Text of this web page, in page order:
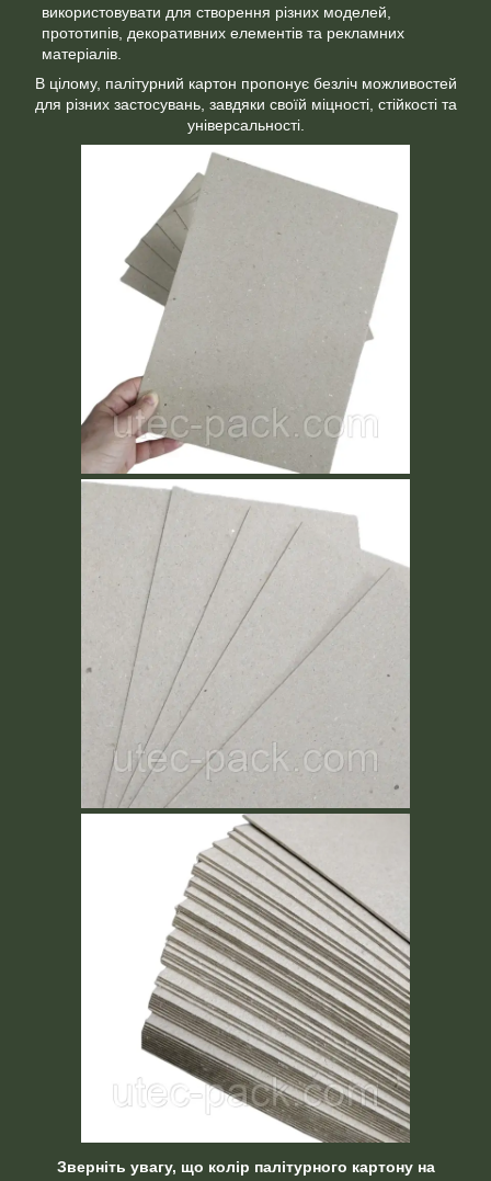
використовувати для створення різних моделей,
прототипів, декоративних елементів та рекламних
матеріалів.
В цілому, палітурний картон пропонує безліч можливостей
для різних застосувань, завдяки своїй міцності, стійкості та
універсальності.
Зверніть увагу, що колір палітурного картону на